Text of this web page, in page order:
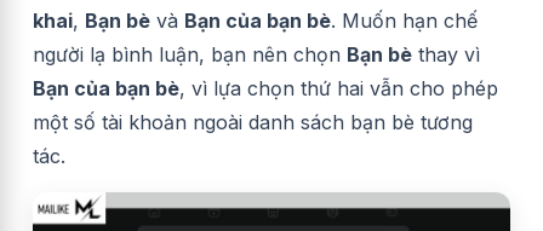
khai, Bạn bè và Bạn của bạn bè. Muốn hạn chế
người lạ bình luận, bạn nên chọn Bạn bè thay vì
Bạn của bạn bè, vì lựa chọn thứ hai vẫn cho phép
một số tài khoản ngoài danh sách bạn bè tương
tác.